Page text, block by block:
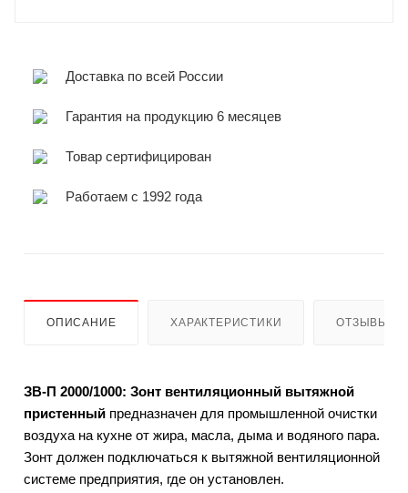
Доставка по всей России
Гарантия на продукцию 6 месяцев
Товар сертифицирован
Работаем с 1992 года
ОПИСАНИЕ ХАРАКТЕРИСТИКИ ОТЗЫВЫ
ЗВ-П 2000/1000: Зонт вентиляционный вытяжной
пристенный предназначен для промышленной очистки
воздуха на кухне от жира, масла, дыма и водяного пара.
Зонт должен подключаться к вытяжной вентиляционной
системе предприятия, где он установлен.